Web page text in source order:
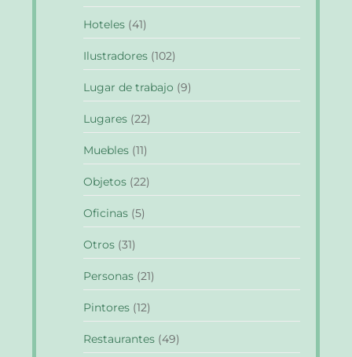
Hoteles (41)
Ilustradores (102)
Lugar de trabajo (9)
Lugares (22)
Muebles (11)
Objetos (22)
Oficinas (5)
Otros (31)
Personas (21)
Pintores (12)
Restaurantes (49)